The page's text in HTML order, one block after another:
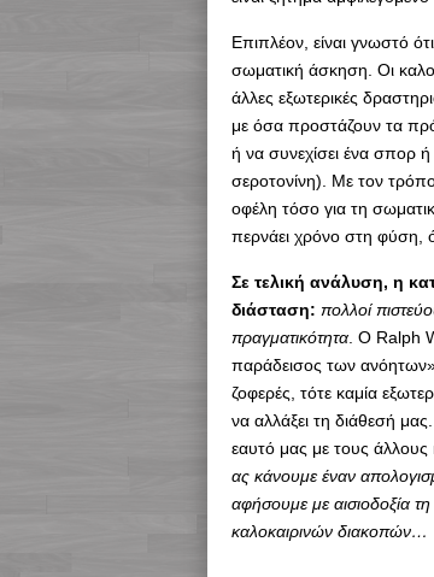
Επιπλέον, είναι γνωστό
σωματική άσκηση. Οι
άλλες εξωτερικές
με όσα προστάζουν τα
ή να συνεχίσει ένα σπορ ή
σεροτονίνη). Με τον
οφέλη τόσο για τη
περνάει χρόνο στη φύση,
Σε τελική ανάλυση, η
διάσταση: πολλοί
πραγματικότητα . Ο Ralph
παράδεισος των ανόητων»
ζοφερές, τότε καμία
να αλλάξει τη διάθεσή
εαυτό μας με τους άλλους
ας κάνουμε έναν
αφήσουμε με αισιοδοξία
καλοκαιρινών διακοπών…